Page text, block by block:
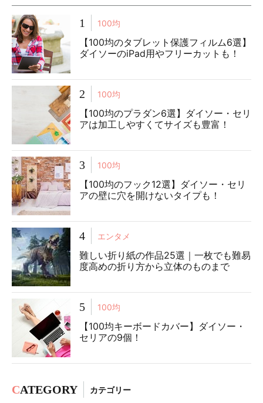
1 100均
【100均のタブレット保護フィルム6選】
ダイソーのiPad用やフリーカットも！
2 100均
【100均のプラダン6選】ダイソー・セリ
アは加工しやすくてサイズも豊富！
3 100均
【100均のフック12選】ダイソー・セリ
アの壁に穴を開けないタイプも！
4 エンタメ
難しい折り紙の作品25選｜一枚でも難易
度高めの折り方から立体のものまで
5 100均
【100均キーボードカバー】ダイソー・
セリアの9個！
CATEGORY カテゴリー